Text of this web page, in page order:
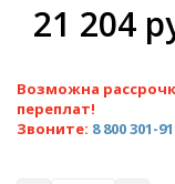
21 204
Возможна
переплат!
Звоните: 8 800 301-